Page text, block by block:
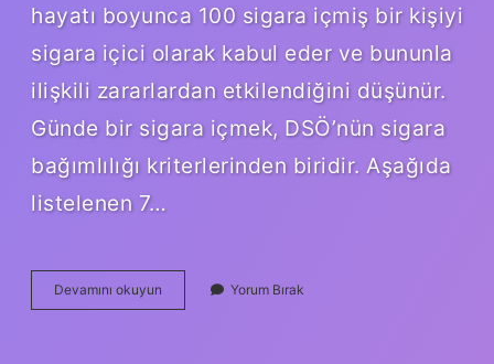
hayatı boyunca 100 sigara içmiş bir kişiyi
sigara içici olarak kabul eder ve bununla
ilişkili zararlardan etkilendiğini düşünür.
Günde bir sigara içmek, DSÖ’nün sigara
bağımlılığı kriterlerinden biridir. Aşağıda
listelenen 7…
Devamını okuyun
Kadar
Yorum Bırak